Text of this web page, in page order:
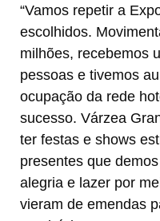
“Vamos repetir a
escolhidos.
milhões, recebemos
pessoas e tivemos
ocupação da rede
sucesso. Várzea
ter festas e shows
presentes que
alegria e lazer por
vieram de emendas